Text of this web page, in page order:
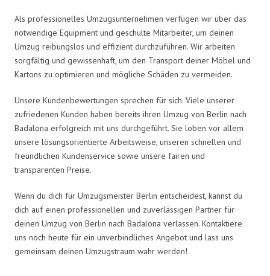
Als professionelles Umzugsunternehmen verfügen wir über das
notwendige Equipment und geschulte Mitarbeiter, um deinen
Umzug reibungslos und effizient durchzuführen. Wir arbeiten
sorgfältig und gewissenhaft, um den Transport deiner Möbel und
Kartons zu optimieren und mögliche Schäden zu vermeiden.
Unsere Kundenbewertungen sprechen für sich. Viele unserer
zufriedenen Kunden haben bereits ihren Umzug von Berlin nach
Badalona erfolgreich mit uns durchgeführt. Sie loben vor allem
unsere lösungsorientierte Arbeitsweise, unseren schnellen und
freundlichen Kundenservice sowie unsere fairen und
transparenten Preise.
Wenn du dich für Umzugsmeister Berlin entscheidest, kannst du
dich auf einen professionellen und zuverlässigen Partner für
deinen Umzug von Berlin nach Badalona verlassen. Kontaktiere
uns noch heute für ein unverbindliches Angebot und lass uns
gemeinsam deinen Umzugstraum wahr werden!